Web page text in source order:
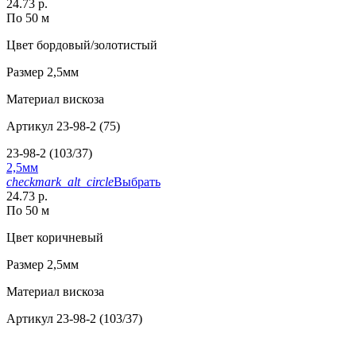
24.73 р.
По 50 м
Цвет бордовый/золотистый
Размер 2,5мм
Материал вискоза
Артикул 23-98-2 (75)
23-98-2 (103/37)
2,5мм
checkmark_alt_circleВыбрать
24.73 р.
По 50 м
Цвет коричневый
Размер 2,5мм
Материал вискоза
Артикул 23-98-2 (103/37)